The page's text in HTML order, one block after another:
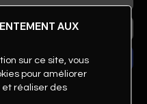
AUX
sur ce site, vous
pour améliorer
réaliser des